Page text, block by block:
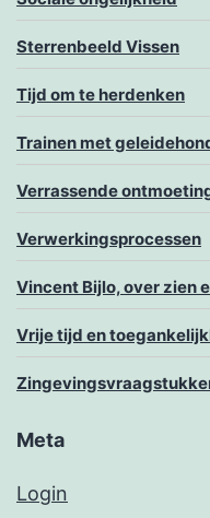
Sterrenbeeld Vissen
Tijd om te herdenken
Trainen met
Verrassende
Verwerkingsprocessen
Vincent Bijlo, over zien
Vrije tijd en
Meta
Login